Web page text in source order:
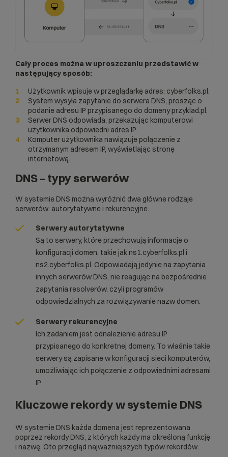
Cały proces można w uproszczeniu przedstawić w
następujący sposób:
Użytkownik wpisuje w przeglądarkę adres: cyberfolks.pl.
System wysyła zapytanie do serwera DNS, prosząc o
podanie adresu IP przypisanego do domeny przyklad.pl.
Serwer DNS odpowiada, przekazując komputerowi
użytkownika odpowiedni adres IP.
Komputer użytkownika nawiązuje połączenie z
otrzymanym adresem IP, wyświetlając stronę
internetową.
DNS – typy serwerów
W systemie DNS można wyróżnić dwa główne rodzaje
serwerów: autorytatywne i rekurencyjne.
Serwery autorytatywne
Są to serwery, które przechowują informacje o
konfiguracji domen, takie jak ns1.cyberfolks.pl i
ns2.cyberfolks.pl. Odpowiadają jedynie na zapytania
innych serwerów DNS, nie reagując na bezpośrednie
zapytania resolverów, czyli programów
odpowiedzialnych za rozwiązywanie nazw domen.
Serwery rekurencyjne
Ich zadaniem jest odnalezienie adresu IP
przypisanego do konkretnej domeny. To właśnie takie
serwery są zapisane w konfiguracji sieci komputerów,
umożliwiając ich połączenie z odpowiednimi adresami
IP.
Kluczowe rekordy w systemie DNS
W systemie DNS każda domena jest reprezentowana
poprzez rekordy DNS, z których każdy ma określoną funkcję
i nazwę. Oto przegląd najważniejszych typów rekordów: